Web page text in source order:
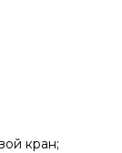
кран;